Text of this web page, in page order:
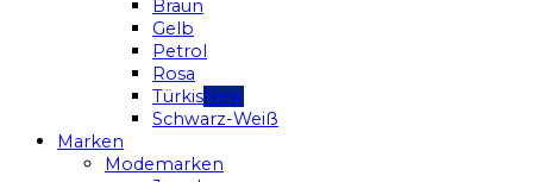
Braun
Gelb
Petrol
Rosa
Türkis
Schwarz-Weiß
Marken
Modemarken